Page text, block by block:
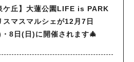
ケ丘】大蓮公園LIFE is PARK
スマスマルシェが12月7日
8日(日)に開催されます🎄